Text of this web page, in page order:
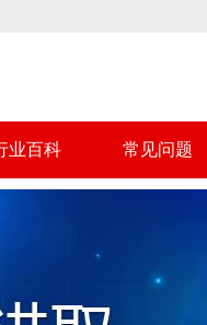
业百科 常见问题